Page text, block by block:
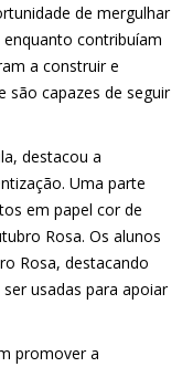
de mergulhar
contribuíam
a construir e
são capazes de seguir
destacou a
Uma parte
em papel cor de
Rosa. Os alunos
Rosa, destacando
usadas para apoiar
promover a